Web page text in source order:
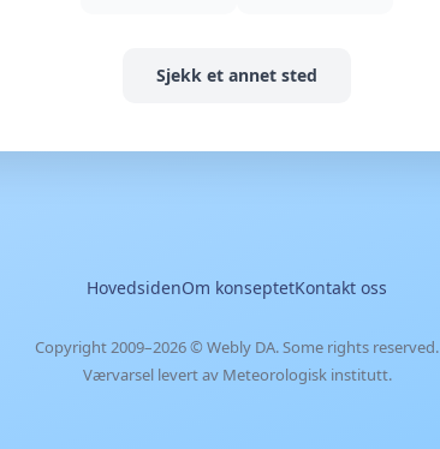
Sjekk et annet sted
HovedsidenOm konseptetKontakt oss
Copyright 2009–2026 © Webly DA. Some rights reserved.
Værvarsel levert av Meteorologisk institutt.